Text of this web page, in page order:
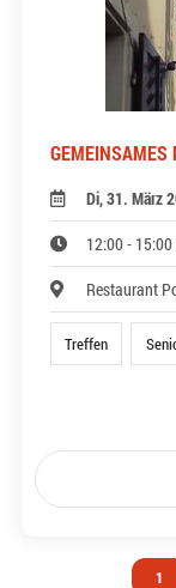
GEMEINSAMES
Di, 31. März
12:00 - 15:00
Restaurant
Treffen
1